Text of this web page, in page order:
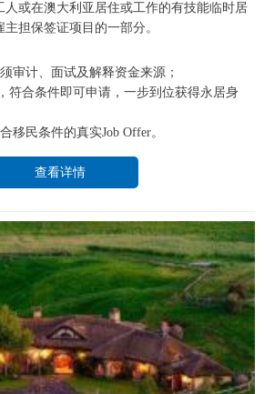
人或在澳大利亚居住或工作的有技能临时居
担保签证项目的一部分。
审计、面试及解释资金来源；
符合条件即可申请，一步到位获得永居身
移民条件的真实Job Offer。
查看详情